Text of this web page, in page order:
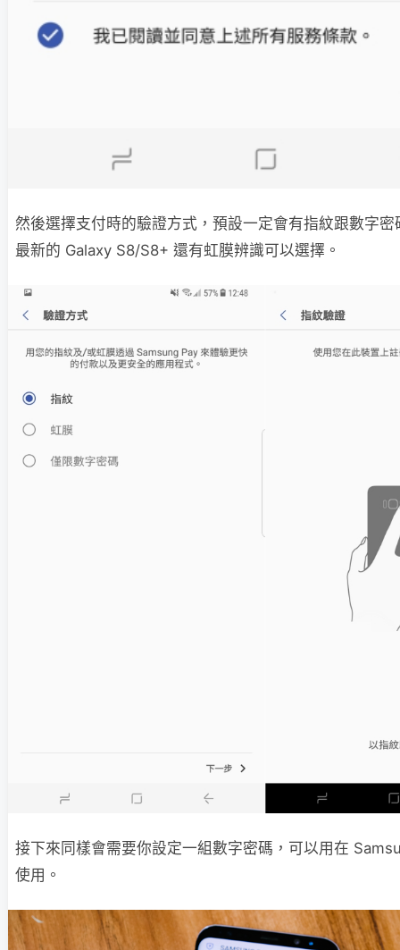
然後選擇支付時的驗證方式，預設一定會有指紋跟數字
最新的 Galaxy S8/S8+ 還有虹膜辨識可以選擇。
接下來同樣會需要你設定一組數字密碼，可以用在
使用。